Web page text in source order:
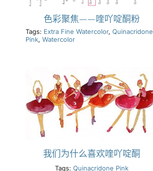
色彩聚焦——喹吖啶酮粉
Tags: Extra Fine Watercolor, Quinacridone
Pink, Watercolor
我们为什么喜欢喹吖啶酮
Tags:Quinacridone Pink